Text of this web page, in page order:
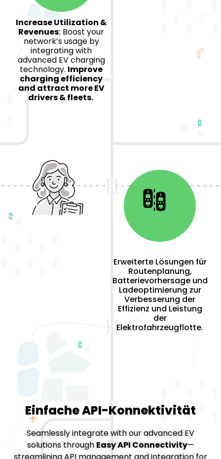
Increase Utilization &
Revenues: Boost your
network’s usage by
integrating with
advanced EV charging
technology. Improve
charging efficiency
and attract more EV
drivers & fleets.
Erweiterte Lösungen für
Routenplanung,
Batterievorhersage und
Ladeoptimierung zur
Verbesserung der
Effizienz und Leistung
der
Elektrofahrzeugflotte.
Einfache API-Konnektivität
Seamlessly integrate with our advanced EV
solutions through Easy API Connectivity—
streamlining API management and integration for